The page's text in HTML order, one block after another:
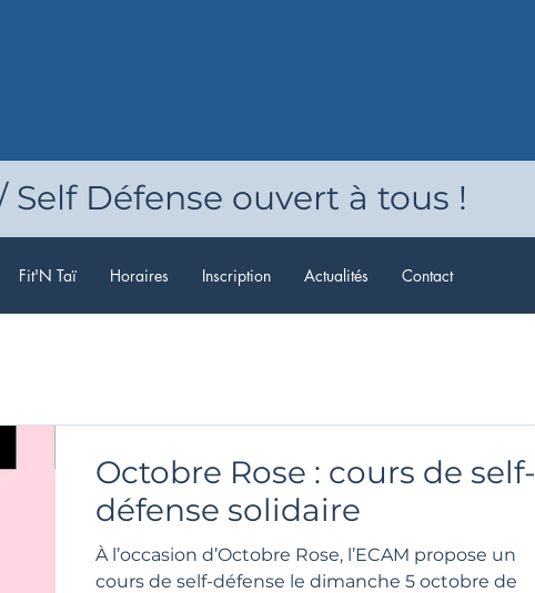
Self Défense ouvert à tous !
Fit'N Taï Horaires Inscription Actualités Contact
Octobre Rose : cours de self-
défense solidaire
À l’occasion d’Octobre Rose, l’ECAM propose un
cours de self-défense le dimanche 5 octobre de